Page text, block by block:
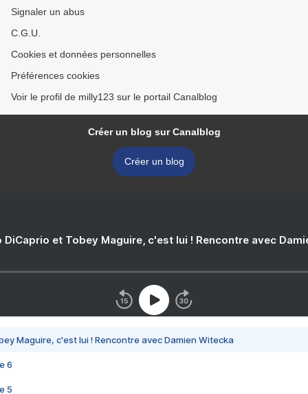
Signaler un abus
C.G.U.
Cookies et données personnelles
Préférences cookies
Voir le profil de milly123 sur le portail Canalblog
Créer un blog sur Canalblog
Créer un blog
DiCaprio et Tobey Maguire, c'est lui ! Rencontre avec
Maguire, c'est lui ! Rencontre avec Damien Witecka
6
5